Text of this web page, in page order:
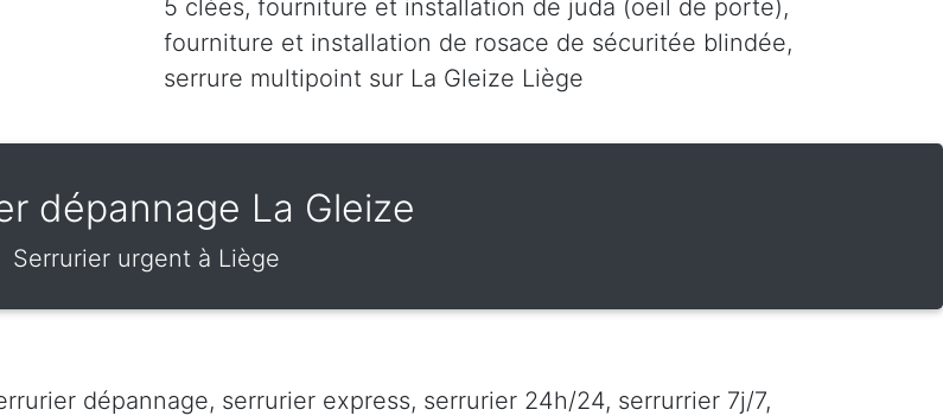
5 clées, fourniture et installation de juda (oeil de porte),
fourniture et installation de rosace de sécuritée blindée,
serrure multipoint sur La Gleize Liège
dépannage La Gleize
Serrurier urgent à Liège
dépannage, serrurier express, serrurier 24h/24, serrurrier 7j/7,